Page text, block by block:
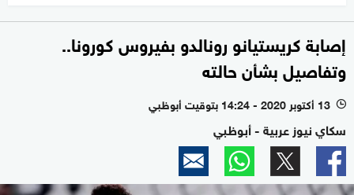
إصابة كريستيانو رونالدو بفيروس كورونا..
وتفاصيل بشأن حالته
l 13 أكتوبر 2020 - 14:24 بتوقيت أبوظبي
سكاي نيوز عربية - أبوظبي